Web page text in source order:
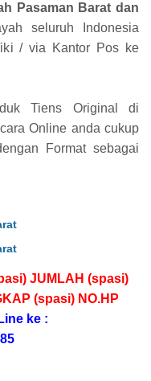
Pasaman Barat dan
seluruh Indonesia
/ via Kantor Pos ke
Tiens Original di
Online anda cukup
Format sebagai
JUMLAH (spasi)
(spasi) NO.HP
ke :